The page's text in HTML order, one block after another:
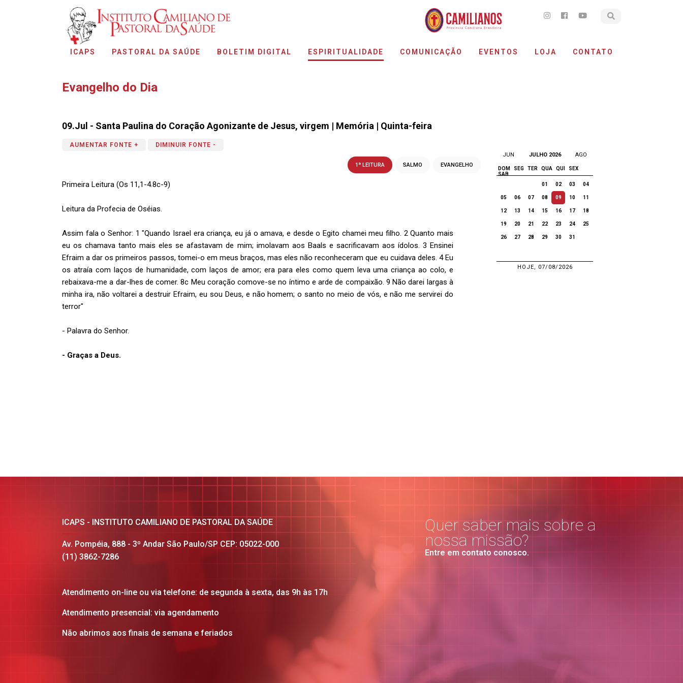
ICAPS PASTORAL DA SAÚDE BOLETIM DIGITAL ESPIRITUALIDADE COMUNICAÇÃO EVENTOS LOJA CONTATO
Evangelho do Dia
09.Jul - Santa Paulina do Coração Agonizante de Jesus, virgem | Memória | Quinta-feira
JUN JULHO 2026 AGO
DOM SEG TER QUA QUI
SEX
SAB
01
02 03 04
05 06 07 08 09 10 11
12 13 14 15 16 17 18
19 20 21 22 23 24 25
26 27 28 29 30 31
HOJE, 07/08/2026
AUMENTAR FONTE + DIMINUIR FONTE -
1ª LEITURA SALMO EVANGELHO
Primeira Leitura (Os 11,1-4.8c-9)
Leitura da Profecia de Oséias.
Assim fala o Senhor: 1 "Quando Israel era criança, eu já o amava, e desde o Egito chamei meu filho. 2 Quanto mais
eu os chamava tanto mais eles se afastavam de mim; imolavam aos Baals e sacrificavam aos ídolos. 3 Ensinei
Efraim a dar os primeiros passos, tomei-o em meus braços, mas eles não reconheceram que eu cuidava deles. 4 Eu
os atraía com laços de humanidade, com laços de amor; era para eles como quem leva uma criança ao colo, e
rebaixava-me a dar-lhes de comer. 8c Meu coração comove-se no íntimo e arde de compaixão. 9 Não darei largas à
minha ira, não voltarei a destruir Efraim, eu sou Deus, e não homem; o santo no meio de vós, e não me servirei do
terror"
- Palavra do Senhor.
- Graças a Deus.
ICAPS - INSTITUTO CAMILIANO DE PASTORAL DA SAÚDE
Av. Pompéia, 888 - 3º Andar São Paulo/SP CEP: 05022-000
(11) 3862-7286
Atendimento on-line ou via telefone: de segunda à sexta, das 9h às 17h
Atendimento presencial: via agendamento
Não abrimos aos finais de semana e feriados
Quer saber mais sobre a
nossa missão?
Entre em contato conosco.